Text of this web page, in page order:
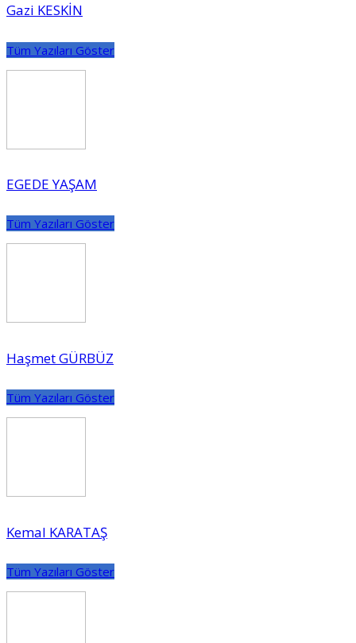
Gazi KESKİN
Tüm Yazıları Göster
EGEDE YAŞAM
Tüm Yazıları Göster
Haşmet GÜRBÜZ
Tüm Yazıları Göster
Kemal KARATAŞ
Tüm Yazıları Göster